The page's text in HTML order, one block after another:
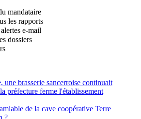
mandataire
les rapports
e-mail
dossiers
brasserie sancerroise continuait
préfecture ferme l'établissement
de la cave coopérative Terre
?